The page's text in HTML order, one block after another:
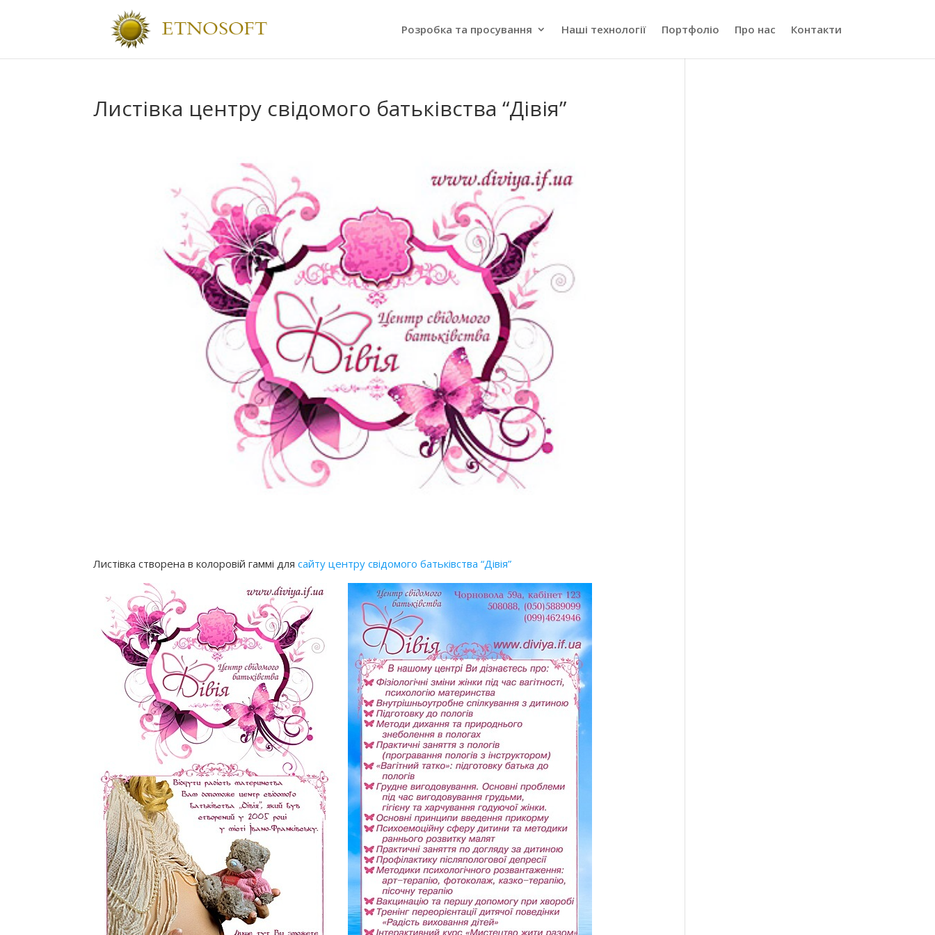
Розробка та просування Наші технології Портфоліо Про нас Контакти
Листівка центру свідомого батьківства “Дівія”
Листівка створена в колоровій гаммі длясайту центру свідомого батьківства “Дівія”